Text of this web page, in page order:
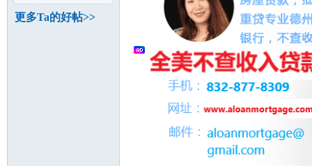
纸施工
更多Ta的好帖>>